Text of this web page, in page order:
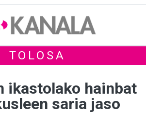
TOLOSA
ikastolako hainbat
saria jaso